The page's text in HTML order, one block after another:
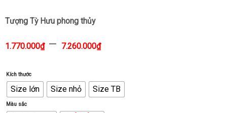
Tượng Tỳ Hưu phong thủy
1.770.000₫– 7.260.000₫
Kích thước
Size lớn Size nhỏ Size TB
Màu sắc